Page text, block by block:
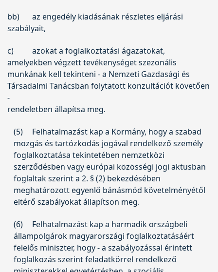
bb)
az engedély kiadásának részletes eljárási
szabályait,
c)
azokat a foglalkoztatási ágazatokat,
amelyekben végzett tevékenységet szezonális
munkának kell tekinteni - a Nemzeti Gazdasági és
Társadalmi Tanácsban folytatott konzultációt követően
-
rendeletben állapítsa meg.
(5)
Felhatalmazást kap a Kormány, hogy a szabad
mozgás és tartózkodás jogával rendelkező személy
foglalkoztatása tekintetében nemzetközi
szerződésben vagy európai közösségi jogi aktusban
foglaltak szerint a 2. § (2) bekezdésében
meghatározott egyenlő bánásmód követelményétől
eltérő szabályokat állapítson meg.
(6)
Felhatalmazást kap a harmadik országbeli
állampolgárok magyarországi foglalkoztatásáért
felelős miniszter, hogy - a szabályozással érintett
foglalkozás szerint feladatkörrel rendelkező